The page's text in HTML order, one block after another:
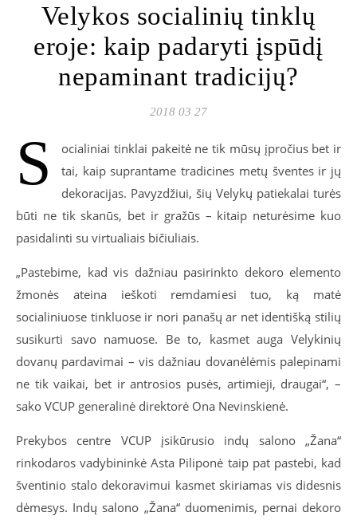
Velykos socialinių tinklų
eroje: kaip padaryti įspūdį
nepaminant tradicijų?
2018 03 27
S
ocialiniai tinklai pakeitė ne tik mūsų įpročius bet ir
tai, kaip suprantame tradicines metų šventes ir jų
dekoracijas. Pavyzdžiui, šių Velykų patiekalai turės
būti ne tik skanūs, bet ir gražūs – kitaip neturėsime kuo
pasidalinti su virtualiais bičiuliais.
„Pastebime, kad vis dažniau pasirinkto dekoro elemento
žmonės ateina ieškoti remdamiesi tuo, ką matė
socialiniuose tinkluose ir nori panašų ar net identišką stilių
susikurti savo namuose. Be to, kasmet auga Velykinių
dovanų pardavimai – vis dažniau dovanėlėmis palepinami
ne tik vaikai, bet ir antrosios pusės, artimieji, draugai“, –
sako VCUP generalinė direktorė Ona Nevinskienė.
Prekybos centre VCUP įsikūrusio indų salono „Žana“
rinkodaros vadybininkė Asta Piliponė taip pat pastebi, kad
šventinio stalo dekoravimui kasmet skiriamas vis didesnis
dėmesys. Indų salono „Žana“ duomenimis, pernai dekoro